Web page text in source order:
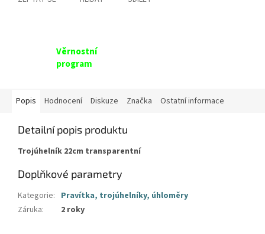
Věrnostní
program
Popis Hodnocení Diskuze Značka Ostatní informace
Detailní popis produktu
Trojúhelník 22cm transparentní
Doplňkové parametry
Kategorie: Pravítka, trojúhelníky, úhloměry
Záruka: 2 roky